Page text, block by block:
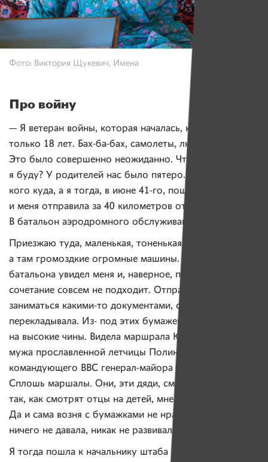
Фото: Виктория Щукевич, Имена
Про войну
— Я ветеран войны, которая началась, когда мне было
только 18 лет. Бах-ба-бах, самолеты, люди в панике.
Это было совершенно неожиданно. Что делать? Кем
я буду? У родителей нас было пятеро. Отправили
кого куда, а я тогда, в июне 41-го, пошла в военкомат,
и меня отправила за 40 километров от Москвы.
В батальон аэродромного обслуживания.
Приезжаю туда, маленькая, тоненькая, беленькая,
а там громоздкие огромные машины. Командир
батальона увидел меня и, наверное, понял, что такое
сочетание совсем не подходит. Отправили меня
заниматься какими-то документами, сидела, бумажки
перекладывала. Из- под этих бумажек я и смотрела
на высокие чины. Видела маршрала Конева, Осипенко,
мужа прославленной летчицы Полины Осипенко,
командующего ВВС генерал-майора авиации Пестова.
Сплошь маршалы. Они, эти дяди, смотрели на меня
так, как смотрят отцы на детей, мне это надоело.
Да и сама возня с бумажками не нравилась: она ведь
ничего не давала, никак не развивала мой ум.
Я тогда пошла к начальнику штаба и говорю: